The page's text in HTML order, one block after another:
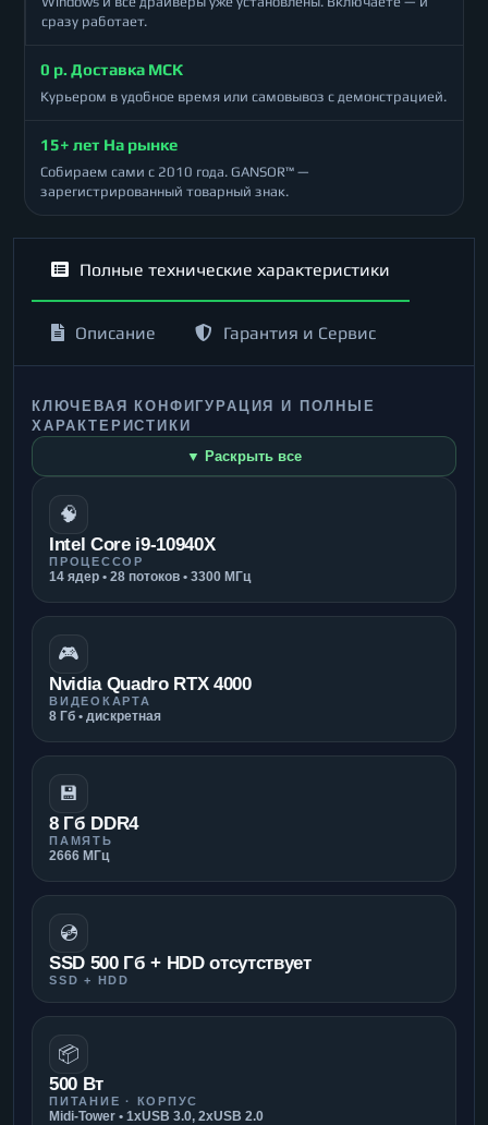
сразу работает.
0 р. Доставка МСК
Курьером в удобное время или самовывоз с демонстрацией.
15+ лет На рынке
Собираем сами с 2010 года. GANSOR™ —
зарегистрированный товарный знак.
Полные технические характеристики
Описание Гарантия и Сервис
КЛЮЧЕВАЯ КОНФИГУРАЦИЯ И ПОЛНЫЕ
ХАРАКТЕРИСТИКИ
▼ Раскрыть все
🧠
Intel Core i9-10940X
ПРОЦЕССОР
14 ядер • 28 потоков • 3300 МГц
🎮
Nvidia Quadro RTX 4000
ВИДЕОКАРТА
8 Гб • дискретная
💾
8 Гб DDR4
ПАМЯТЬ
2666 МГц
💿
SSD 500 Гб + HDD отсутствует
SSD + HDD
📦
500 Вт
ПИТАНИЕ · КОРПУС
Midi-Tower • 1xUSB 3.0, 2xUSB 2.0